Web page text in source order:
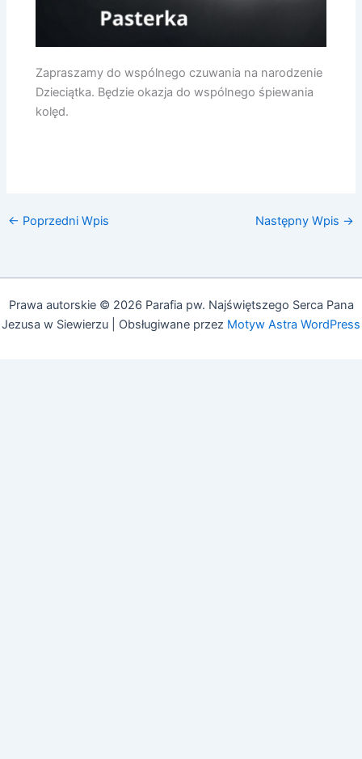
Zapraszamy do wspólnego czuwania na narodzenie
Dzieciątka. Będzie okazja do wspólnego śpiewania
kolęd.
← Poprzedni Wpis Następny Wpis →
Prawa autorskie © 2026 Parafia pw. Najświętszego Serca Pana
Jezusa w Siewierzu | Obsługiwane przez Motyw Astra WordPress